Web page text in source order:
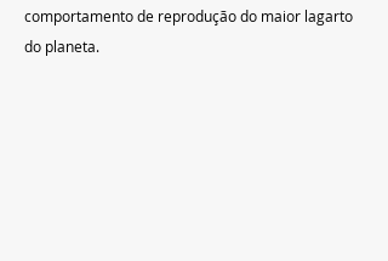
comportamento de reprodução do maior lagarto
do planeta.